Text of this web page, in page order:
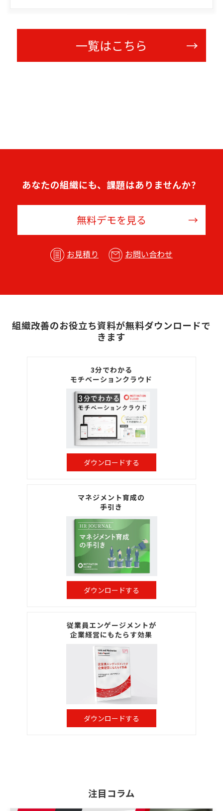
一覧はこちら
あなたの組織にも、課題はありませんか？
無料デモを見る
お見積り お問い合わせ
組織改善のお役立ち資料が無料ダウンロードで
きます
3分でわかる
モチベーションクラウド
ダウンロードする
マネジメント育成の
手引き
ダウンロードする
従業員エンゲージメントが
企業経営にもたらす効果
ダウンロードする
注目コラム